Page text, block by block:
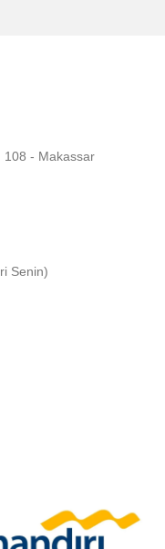
108 - Makassar
Senin)